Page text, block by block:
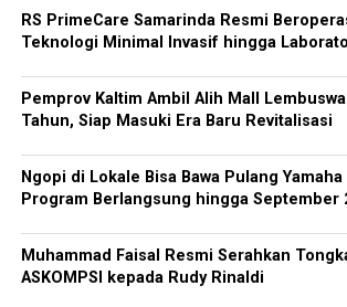
RS PrimeCare Samarinda Resmi
Teknologi Minimal Invasif hingga
Pemprov Kaltim Ambil Alih Mall
Tahun, Siap Masuki Era Baru Revitalisasi
Ngopi di Lokale Bisa Bawa Pulang
Program Berlangsung hingga September
Muhammad Faisal Resmi Serahkan
ASKOMPSI kepada Rudy Rinaldi